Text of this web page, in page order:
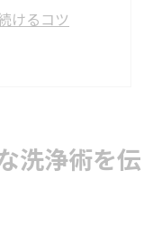
けるコツ
デア集
に維持する秘訣
洗浄術を伝